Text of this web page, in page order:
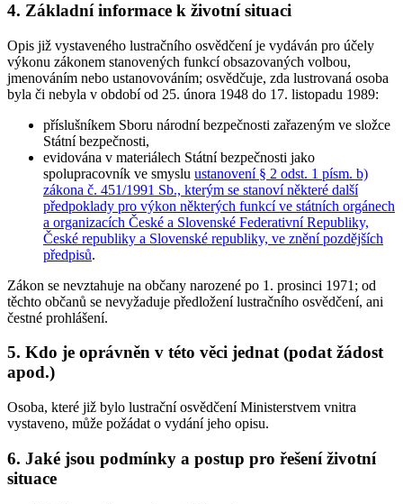
4. Základní informace k životní situaci
Opis již vystaveného lustračního osvědčení je vydáván pro účely
výkonu zákonem stanovených funkcí obsazovaných volbou,
jmenováním nebo ustanovováním; osvědčuje, zda lustrovaná osoba
byla či nebyla v období od 25. února 1948 do 17. listopadu 1989:
příslušníkem Sboru národní bezpečnosti zařazeným ve složce
Státní bezpečnosti,
evidována v materiálech Státní bezpečnosti jako
spolupracovník ve smyslu ustanovení § 2 odst. 1 písm. b)
zákona č. 451/1991 Sb., kterým se stanoví některé další
předpoklady pro výkon některých funkcí ve státních orgánech
a organizacích České a Slovenské Federativní Republiky,
České republiky a Slovenské republiky, ve znění pozdějších
předpisů.
Zákon se nevztahuje na občany narozené po 1. prosinci 1971; od
těchto občanů se nevyžaduje předložení lustračního osvědčení, ani
čestné prohlášení.
5. Kdo je oprávněn v této věci jednat (podat žádost
apod.)
Osoba, které již bylo lustrační osvědčení Ministerstvem vnitra
vystaveno, může požádat o vydání jeho opisu.
6. Jaké jsou podmínky a postup pro řešení životní
situace